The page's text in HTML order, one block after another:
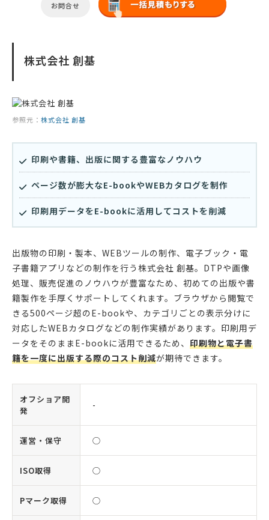
お問合せ
株式会社 創基
参照元： 株式会社 創基
印刷や書籍、出版に関する豊富なノウハウ
ページ数が膨大なE-bookやWEBカタログを制作
印刷用データをE-bookに活用してコストを削減
出版物の印刷・製本、WEBツールの制作、電子ブック・電
子書籍アプリなどの制作を行う株式会社 創基。DTPや画像
処理、販売促進のノウハウが豊富なため、初めての出版や書
籍製作を手厚くサポートしてくれます。ブラウザから閲覧で
きる500ページ超のE-bookや、カテゴリごとの表示分けに
対応したWEBカタログなどの制作実績があります。印刷用デ
ータをそのままE-bookに活用できるため、 印刷物と電子書
籍を一度に出版する際のコスト削減が期待できます。
オフショア開
発
-
運営・保守 ◯
ISO取得 ◯
Pマーク取得 ◯